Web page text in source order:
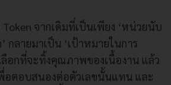
จากเดิมที่เป็นเพียง ‘หน่วยนับ
กลายมาเป็น ‘เป้าหมายในการ
ลือกที่จะทิ้งคุณภาพของเนื้องาน แล้ว
อตอบสนองต่อตัวเลขนั้นแทน และ